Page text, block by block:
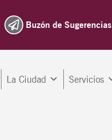
Buzón de Sugerencias
La Ciudad Servicios